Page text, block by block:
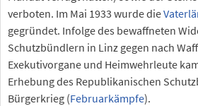
verboten. Im Mai 1933 wurde die
gegründet. Infolge des bewaffneten
Schutzbündlern in Linz gegen nach
Exekutivorgane und Heimwehrleute
Erhebung des Republikanischen
Bürgerkrieg (Februarkämpfe).